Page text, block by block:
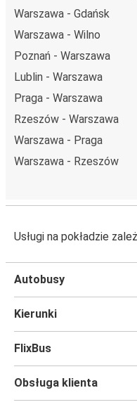
Warszawa - Gdańsk
Warszawa - Wilno
Poznań - Warszawa
Lublin - Warszawa
Praga - Warszawa
Rzeszów - Warszawa
Warszawa - Praga
Warszawa - Rzeszów
Usługi na pokładzie
Autobusy
Kierunki
FlixBus
Obsługa klienta